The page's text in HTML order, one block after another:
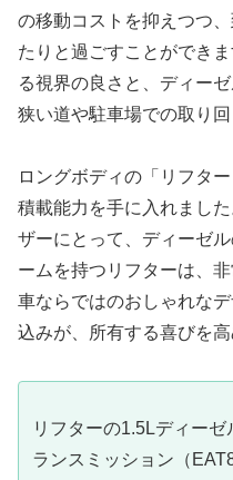
の移動コストを抑えつつ
たりと過ごすことができ
る視界の良さと、ディー
狭い道や駐車場での取り
ロングボディの「リフタ
積載能力を手に入れまし
ザーにとって、ディーゼ
ームを持つリフターは、
車ならではのおしゃれな
込みが、所有する喜びを高
リフターの1.5Lディー
ランスミッション（